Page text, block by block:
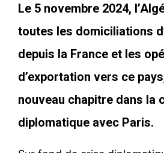
Le 5 novembre 2024,
toutes les domiciliations
depuis la France et les
d’exportation vers ce
nouveau chapitre dans la
diplomatique avec Paris.